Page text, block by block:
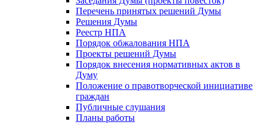
Перечень принятых решений Думы
Решения Думы
Реестр НПА
Порядок обжалования НПА
Проекты решений Думы
Порядок внесения нормативных актов в
Думу
Положение о правотворческой инициативе
граждан
Публичные слушания
Планы работы